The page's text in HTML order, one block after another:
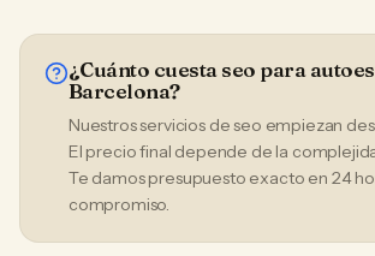
¿Cuánto cuesta seo para
Barcelona?
Nuestros servicios de seo empiezan
El precio final depende de la
Te damos presupuesto exacto en 24
compromiso.